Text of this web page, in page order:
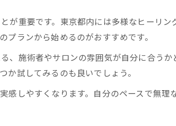
が重要です。東京都内には多様なヒーリン
ランから始めるのがおすすめです。
、施術者やサロンの雰囲気が自分に合うか
試してみるのも良いでしょう。
しやすくなります。自分のペースで無理